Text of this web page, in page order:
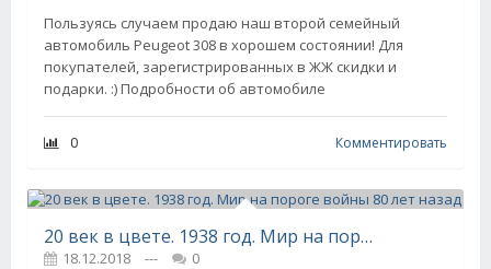
Пользуясь случаем продаю наш второй семейный
автомобиль Peugeot 308 в хорошем состоянии! Для
покупателей, зарегистрированных в ЖЖ скидки и
подарки. :) Подробности об автомобиле
0 Комментировать
20 век в цвете. 1938 год. Мир на пороге войны 80 лет назад
18.12.2018 ---
0